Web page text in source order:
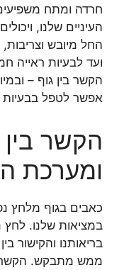
חרדה ומתח
העיניים שלנו,
החל מיובש
ועד לבעיות ראייה
הקשר בין גוף –
אפשר לטפל בבעיות
הקשר
ומערכת
כאבים בגוף מלחץ
במציאות שלנו.
בריאותנו והקישור
ממש מתבקש. הקשר